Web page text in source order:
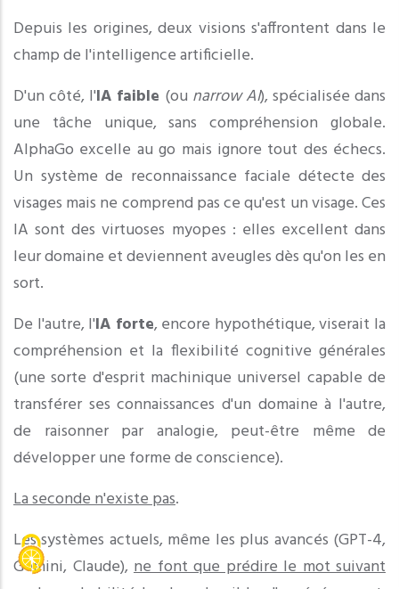
Depuis les origines, deux visions s'affrontent dans le
champ de l'intelligence artificielle.
D'un côté, l'IA faible (ou narrow AI), spécialisée dans
une tâche unique, sans compréhension globale.
AlphaGo excelle au go mais ignore tout des échecs.
Un système de reconnaissance faciale détecte des
visages mais ne comprend pas ce qu'est un visage. Ces
IA sont des virtuoses myopes : elles excellent dans
leur domaine et deviennent aveugles dès qu'on les en
sort.
De l'autre, l'IA forte, encore hypothétique, viserait la
compréhension et la flexibilité cognitive générales
(une sorte d'esprit machinique universel capable de
transférer ses connaissances d'un domaine à l'autre,
de raisonner par analogie, peut-être même de
développer une forme de conscience).
La seconde n'existe pas.
Les systèmes actuels, même les plus avancés (GPT-4,
Gemini, Claude), ne font que prédire le mot suivant